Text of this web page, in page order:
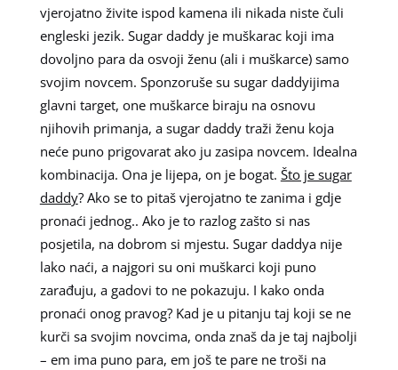
vjerojatno živite ispod kamena ili nikada niste čuli
engleski jezik. Sugar daddy je muškarac koji ima
dovoljno para da osvoji ženu (ali i muškarce) samo
svojim novcem. Sponzoruše su sugar daddyijima
glavni target, one muškarce biraju na osnovu
njihovih primanja, a sugar daddy traži ženu koja
neće puno prigovarat ako ju zasipa novcem. Idealna
kombinacija. Ona je lijepa, on je bogat. Što je sugar
daddy? Ako se to pitaš vjerojatno te zanima i gdje
pronaći jednog.. Ako je to razlog zašto si nas
posjetila, na dobrom si mjestu. Sugar daddya nije
lako naći, a najgori su oni muškarci koji puno
zarađuju, a gadovi to ne pokazuju. I kako onda
pronaći onog pravog? Kad je u pitanju taj koji se ne
kurči sa svojim novcima, onda znaš da je taj najbolji
– em ima puno para, em još te pare ne troši na